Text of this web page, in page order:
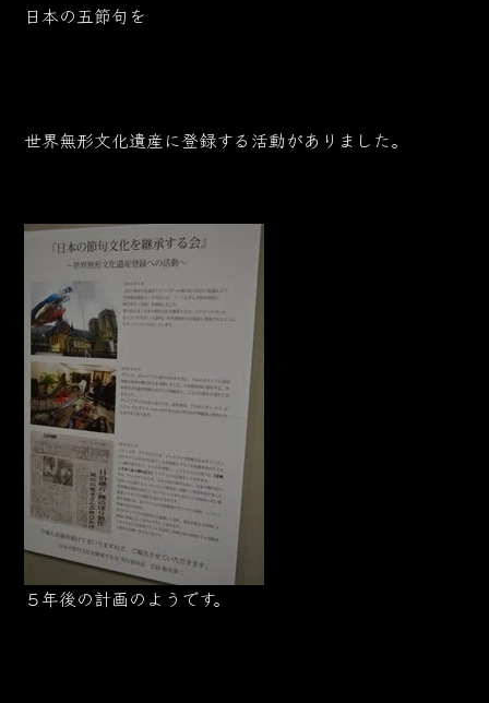
日本の五節句を
世界無形文化遺産に登録する活動がありました。
５年後の計画のようです。